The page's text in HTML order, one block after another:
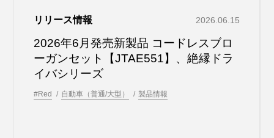
リリース情報 2026.06.15
2026年6月発売新製品 コードレスブロ
ーガンセット【JTAE551】、絶縁ドラ
イバシリーズ
#Red 自動車（普通/大型） 製品情報